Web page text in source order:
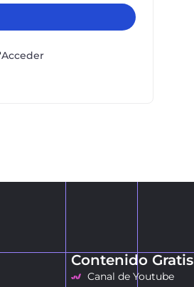
Acceder
Contenido Gratis
Canal de Youtube